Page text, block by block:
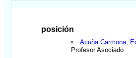
posición
Acuña Carmona,
Profesor Asociado